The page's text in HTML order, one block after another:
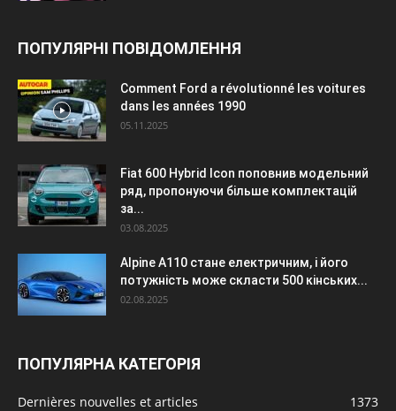
ПОПУЛЯРНІ ПОВІДОМЛЕННЯ
Comment Ford a révolutionné les voitures
dans les années 1990
05.11.2025
Fiat 600 Hybrid Icon поповнив модельний
ряд, пропонуючи більше комплектацій
за...
03.08.2025
Alpine A110 стане електричним, і його
потужність може скласти 500 кінських...
02.08.2025
ПОПУЛЯРНА КАТЕГОРІЯ
Dernières nouvelles et articles 1373